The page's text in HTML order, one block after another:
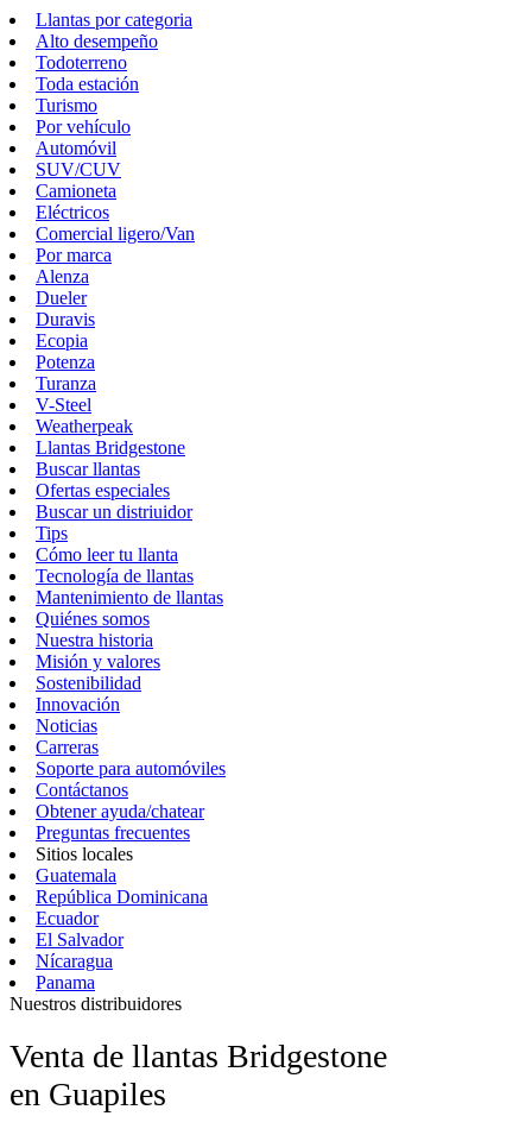
Llantas por categoria
Alto desempeño
Todoterreno
Toda estación
Turismo
Por vehículo
Automóvil
SUV/CUV
Camioneta
Eléctricos
Comercial ligero/Van
Por marca
Alenza
Dueler
Duravis
Ecopia
Potenza
Turanza
V-Steel
Weatherpeak
Llantas Bridgestone
Buscar llantas
Ofertas especiales
Buscar un distriuidor
Tips
Cómo leer tu llanta
Tecnología de llantas
Mantenimiento de llantas
Quiénes somos
Nuestra historia
Misión y valores
Sostenibilidad
Innovación
Noticias
Carreras
Soporte para automóviles
Contáctanos
Obtener ayuda/chatear
Preguntas frecuentes
Sitios locales
Guatemala
República Dominicana
Ecuador
El Salvador
Nícaragua
Panama
Nuestros distribuidores
Venta de llantas Bridgestone
en Guapiles